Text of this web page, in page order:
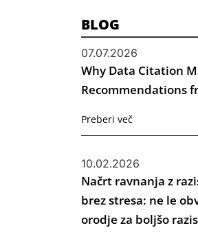
BLOG
07.07.2026
Why Data Citation
Recommendations
Preberi več
10.02.2026
Načrt ravnanja z
brez stresa: ne le
orodje za boljšo